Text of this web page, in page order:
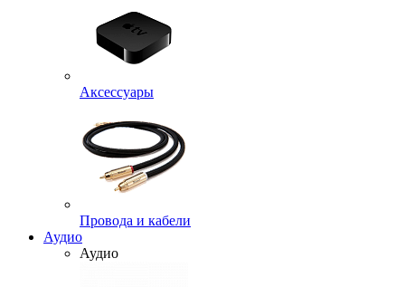
Аксессуары
Провода и кабели
Аудио
Аудио